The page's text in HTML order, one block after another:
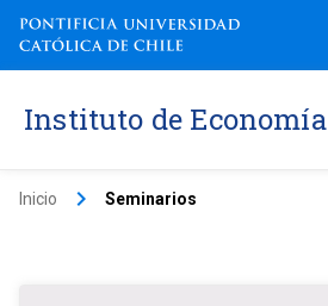
Instituto de Economía
Inicio keyboard_arrow_right Seminarios